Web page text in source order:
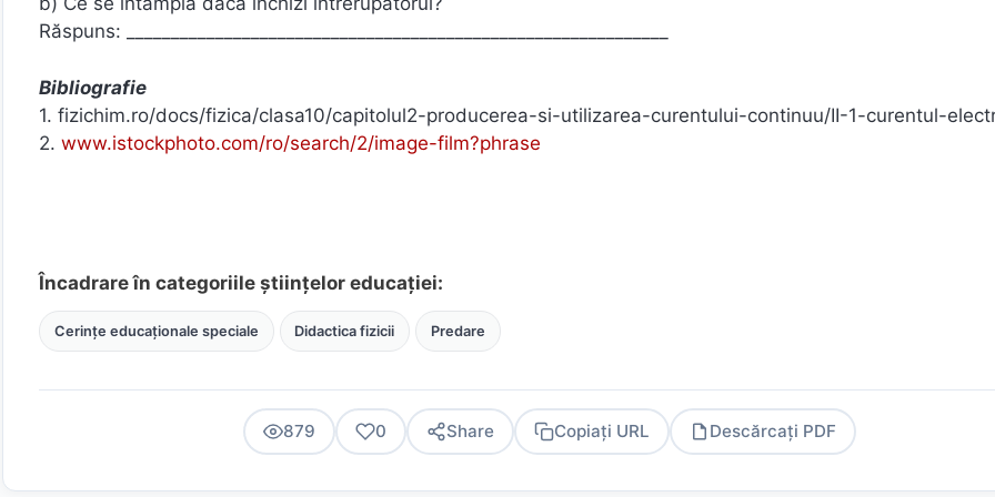
Răspuns: _____________________________________________________________
Bibliografie
1. fizichim.ro/docs/fizica/clasa10/capitolul2-producerea-si-utilizarea-curentului-continuu/II-1-curentul-
2. www.istockphoto.com/ro/search/2/image-film?phrase
Încadrare în categoriile științelor educației:
Cerințe educaționale speciale Didactica fizicii Predare
879 0 Share Copiați URL Descărcați PDF